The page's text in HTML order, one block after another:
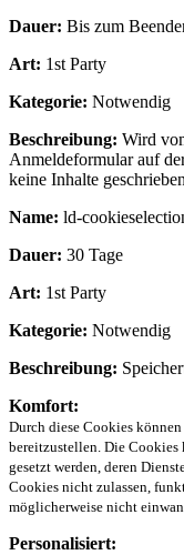
Dauer: Bis zum
Art: 1st Party
Kategorie: Notwendig
Beschreibung: Wird
Anmeldeformular auf
keine Inhalte
Name: ld-
Dauer: 30 Tage
Art: 1st Party
Kategorie: Notwendig
Beschreibung:
Komfort:
Durch diese Cookies
bereitzustellen. Die
gesetzt werden, deren
Cookies nicht zulassen,
möglicherweise nicht
Personalisiert: